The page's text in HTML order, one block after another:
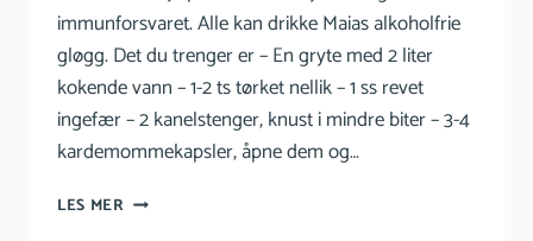
immunforsvaret. Alle kan drikke Maias alkoholfrie
gløgg. Det du trenger er – En gryte med 2 liter
kokende vann – 1-2 ts tørket nellik – 1 ss revet
ingefær – 2 kanelstenger, knust i mindre biter – 3-4
kardemommekapsler, åpne dem og…
LES MER MAIAS